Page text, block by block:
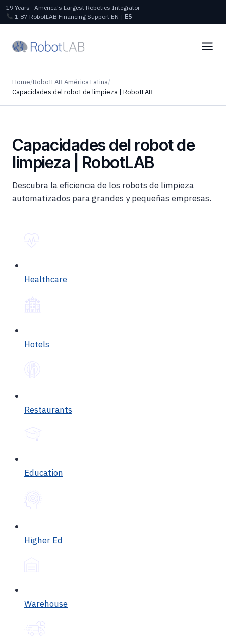
19 Years · America's Largest Robotics Integrator
1‑87‑RobotLAB Financing Support EN | ES
Home/RobotLAB América Latina/
Capacidades del robot de limpieza | RobotLAB
Capacidades del robot de
limpieza | RobotLAB
Descubra la eficiencia de los robots de limpieza
automatizados para grandes y pequeñas empresas.
Healthcare
Hotels
Restaurants
Education
Higher Ed
Warehouse